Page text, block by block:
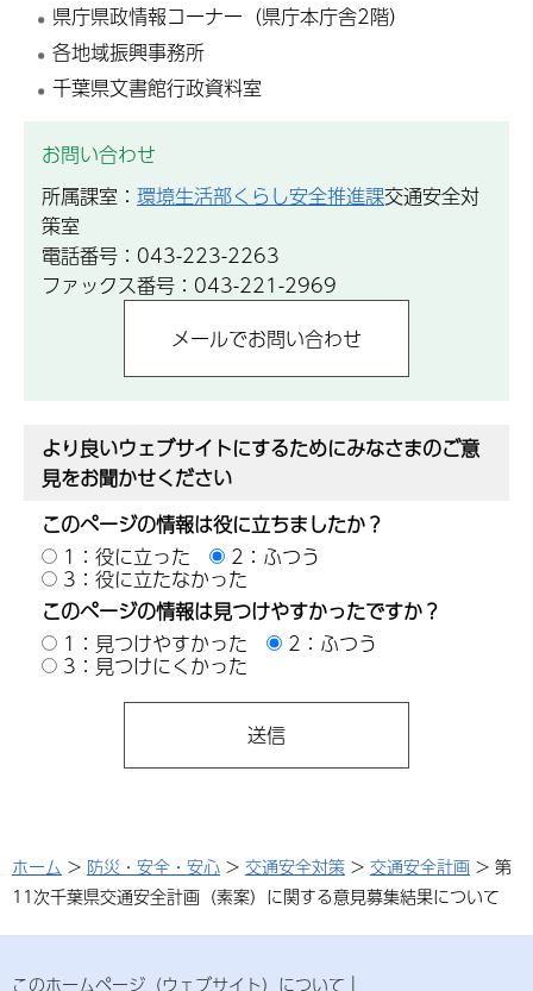
県庁県政情報コーナー（県庁本庁舎2階）
各地域振興事務所
千葉県文書館行政資料室
お問い合わせ
所属課室： 環境生活部くらし安全推進課交通安全対
策室
電話番号：043-223-2263
ファックス番号：043-221-2969
より良いウェブサイトにするためにみなさまのご意
見をお聞かせください
このページの情報は役に立ちましたか？
1：役に立った
2：ふつう
3：役に立たなかった
このページの情報は見つけやすかったですか？
1：見つけやすかった
2：ふつう
3：見つけにくかった
ホーム > 防災・安全・安心 > 交通安全対策 > 交通安全計画 > 第
11次千葉県交通安全計画（素案）に関する意見募集結果について
このホームページ（ウェブサイト）について